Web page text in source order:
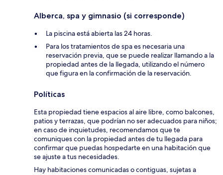
Alberca, spa y gimnasio (si corresponde)
La piscina está abierta las 24 horas.
Para los tratamientos de spa es necesaria una
reservación previa, que se puede realizar llamando a la
propiedad antes de la llegada, utilizando el número
que figura en la confirmación de la reservación.
Políticas
Esta propiedad tiene espacios al aire libre, como balcones,
patios y terrazas, que podrían no ser adecuados para niños;
en caso de inquietudes, recomendamos que te
comuniques con la propiedad antes de tu llegada para
confirmar que puedas hospedarte en una habitación que
se ajuste a tus necesidades.
Hay habitaciones comunicadas o contiguas, sujetas a